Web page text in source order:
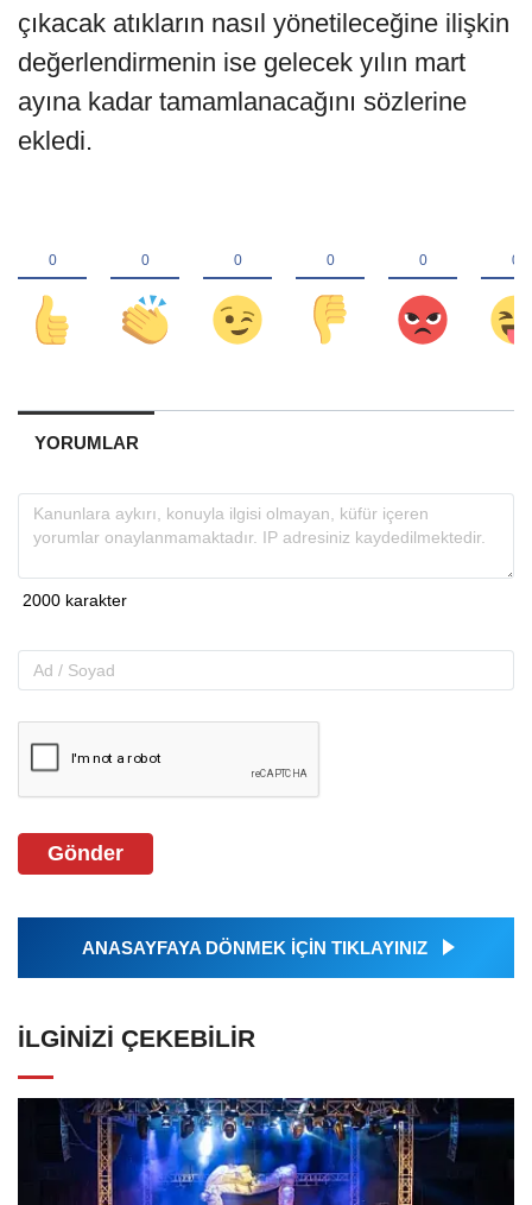
çıkacak atıkların nasıl yönetileceğine ilişkin
değerlendirmenin ise gelecek yılın mart
ayına kadar tamamlanacağını sözlerine
ekledi.
YORUMLAR
Gönder
ANASAYFAYA DÖNMEK İÇİN TIKLAYINIZ
İLGINIZI ÇEKEBILIR